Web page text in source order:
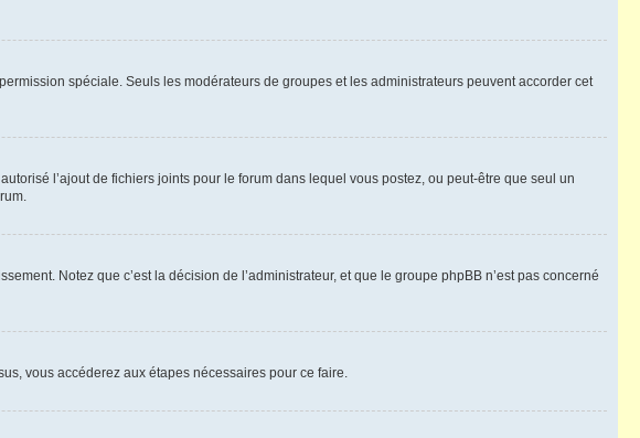
spéciale. Seuls les modérateurs de groupes et les administrateurs peuvent accorder cet
l’ajout de fichiers joints pour le forum dans lequel vous postez, ou peut-être que seul un
Notez que c’est la décision de l’administrateur, et que le groupe phpBB n’est pas concerné
vous accéderez aux étapes nécessaires pour ce faire.